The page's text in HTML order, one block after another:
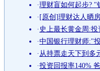
·理财盲如何起步? "
· [原创]理财达人晒
· 史上最长黄金周:
·中国银行理财师:"
· 从持票走天下到多
·投资回报率140%